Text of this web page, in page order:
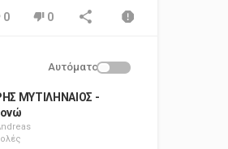
0 0
Αυτόματο
ΜΥΤΙΛΗΝΑΙΟΣ -